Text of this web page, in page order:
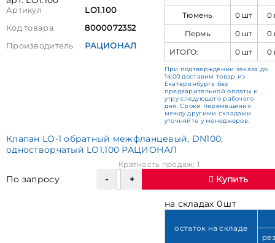
Артикул
LO1.100
Код товара
8000072352
Производитель
РАЦИОНАЛ
Тюмень
0 шт
0
Пермь
0 шт
0
ИТОГО:
0 шт 0
При подтверждении заказа до
14:00 доставим товар из
Екатеринбурга без
предварительной оплаты к
утру следующего рабочего
дня. Сроки перемещения
между другими складами
уточняйте у менеджеров.
Клапан LO-1 обратный межфланцевый, DN100,
одностворчатый LO1.100 РАЦИОНАЛ
По запросу
Кратность продаж: 1
Купить
на складах 0 шт
остаток на складе